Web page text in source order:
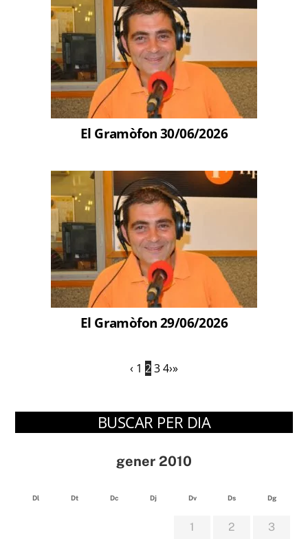
El Gramòfon 30/06/2026
El Gramòfon 29/06/2026
‹ 1 234›»
BUSCAR PER DIA
gener 2010
Dl Dt Dc Dj Dv Ds Dg
1 2 3